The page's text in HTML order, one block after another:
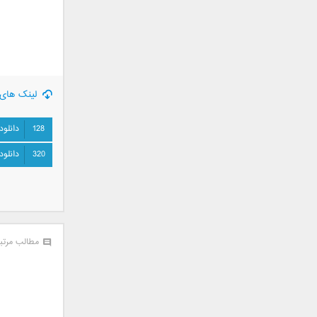
لینک
128
320
مطالب